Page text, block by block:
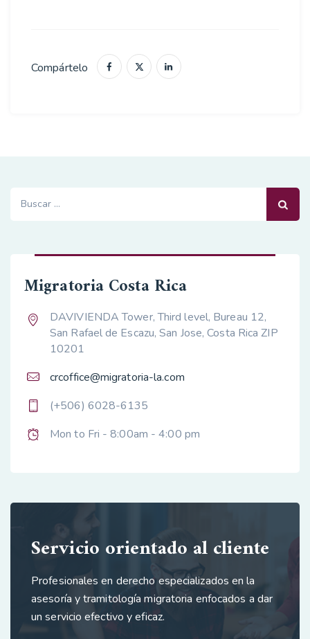
Compártelo
Migratoria Costa Rica
DAVIVIENDA Tower, Third level, Bureau 12,
San Rafael de Escazu, San Jose, Costa Rica ZIP
10201
crcoffice@migratoria-la.com
(+506) 6028-6135
Mon to Fri - 8:00am - 4:00 pm
Servicio orientado al cliente
Profesionales en derecho especializados en la
asesoría y tramitología migratoria enfocados a dar
un servicio efectivo y eficaz.